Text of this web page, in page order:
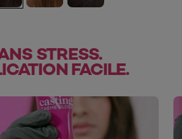
STRESS.
FACILE.